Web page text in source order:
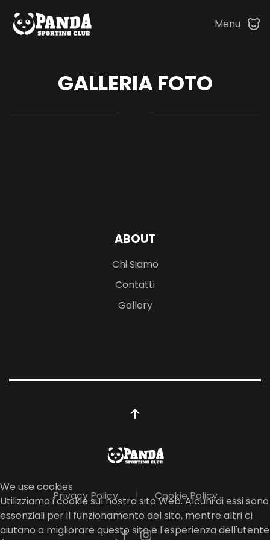
Skip to main content
Menu
GALLERIA FOTO
ABOUT
Chi Siamo
Contatti
Gallery
Privacy Policy Cookie Policy
We use cookies
Utilizziamo i cookie sul nostro sito Web. Alcuni di essi sono
essenziali per il funzionamento del sito, mentre altri ci
aiutano a migliorare questo sito e l'esperienza dell'utente